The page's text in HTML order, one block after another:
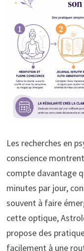
Les recherches en
conscience
compte davantage
minutes par jour,
souvent à faire
cette optique,
propose des
facilement à une